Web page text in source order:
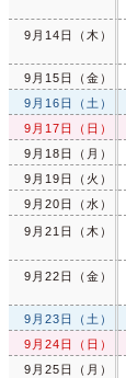
9月14日（木）
9月15日（金）
9月16日（土）
9月17日（日）
9月18日（月）
9月19日（火）
9月20日（水）
9月21日（木）
9月22日（金）
9月23日（土）
9月24日（日）
9月25日（月）